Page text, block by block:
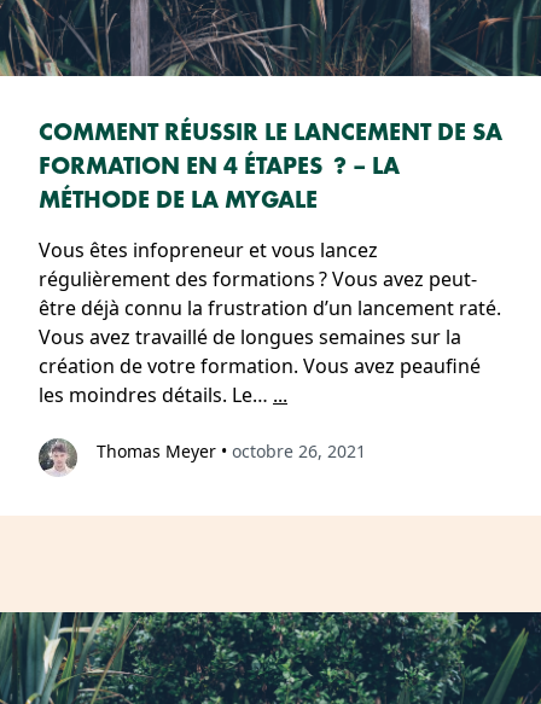
COMMENT RÉUSSIR LE LANCEMENT DE SA
FORMATION EN 4 ÉTAPES ? – LA
MÉTHODE DE LA MYGALE
Vous êtes infopreneur et vous lancez
régulièrement des formations ? Vous avez peut-
être déjà connu la frustration d’un lancement raté.
Vous avez travaillé de longues semaines sur la
création de votre formation. Vous avez peaufiné
les moindres détails. Le… ...
Thomas Meyer • octobre 26, 2021